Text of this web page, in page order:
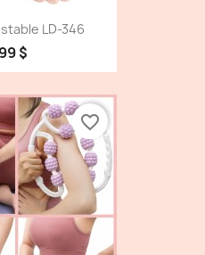
LD-346
$
favorite_border